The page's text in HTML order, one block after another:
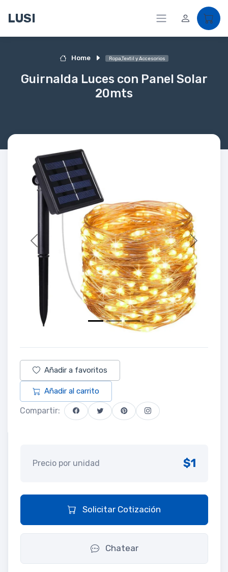
LUSI
Home Ropa,Textil y Accesorios
Guirnalda Luces con Panel Solar
20mts
Previous Next
Añadir a favoritos
Añadir al carrito
Compartir:
Precio por unidad $1
Solicitar Cotización
Chatear